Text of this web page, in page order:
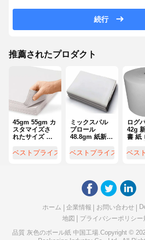
続行
推薦されたプロダクト
45gm 55gm カ
スタマイズさ
れたサイズ 新
クルする 紙を
ベストプライス
ミックスパル
プロール
48.8gm 紙新聞
ベストプライス
ログ
42g
書 紙
ベス
ホーム 企業情報 お問い合わせ
地図
プライバシーポリシー
品質 灰色のボール紙 中国工場.Copyright ©